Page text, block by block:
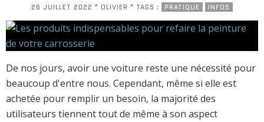
26 JUILLET 2022 " OLIVIER " TAGS : PRATIQUE INFOS
De nos jours, avoir une voiture reste une nécessité pour
beaucoup d'entre nous. Cependant, même si elle est
achetée pour remplir un besoin, la majorité des
utilisateurs tiennent tout de même à son aspect